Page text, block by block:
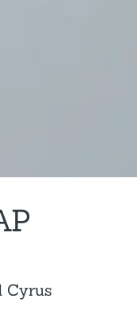
Cyrus